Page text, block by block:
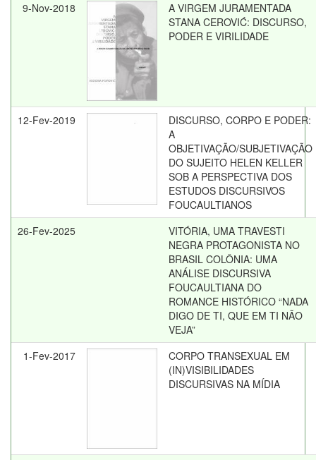
9-Nov-2018
A VIRGEM JURAMENTADA
STANA CEROVIĆ: DISCURSO,
PODER E VIRILIDADE
12-Fev-2019
DISCURSO, CORPO E PODER:
A
OBJETIVAÇÃO/SUBJETIVAÇÃO
DO SUJEITO HELEN KELLER
SOB A PERSPECTIVA DOS
ESTUDOS DISCURSIVOS
FOUCAULTIANOS
26-Fev-2025
VITÓRIA, UMA TRAVESTI
NEGRA PROTAGONISTA NO
BRASIL COLÔNIA: UMA
ANÁLISE DISCURSIVA
FOUCAULTIANA DO
ROMANCE HISTÓRICO “NADA
DIGO DE TI, QUE EM TI NÃO
VEJA”
1-Fev-2017
CORPO TRANSEXUAL EM
(IN)VISIBILIDADES
DISCURSIVAS NA MÍDIA